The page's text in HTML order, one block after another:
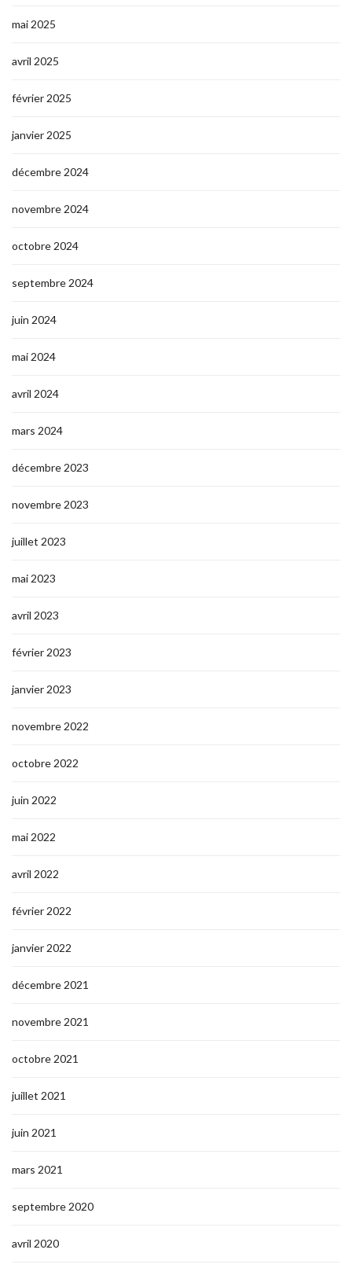
mai 2025
avril 2025
février 2025
janvier 2025
décembre 2024
novembre 2024
octobre 2024
septembre 2024
juin 2024
mai 2024
avril 2024
mars 2024
décembre 2023
novembre 2023
juillet 2023
mai 2023
avril 2023
février 2023
janvier 2023
novembre 2022
octobre 2022
juin 2022
mai 2022
avril 2022
février 2022
janvier 2022
décembre 2021
novembre 2021
octobre 2021
juillet 2021
juin 2021
mars 2021
septembre 2020
avril 2020